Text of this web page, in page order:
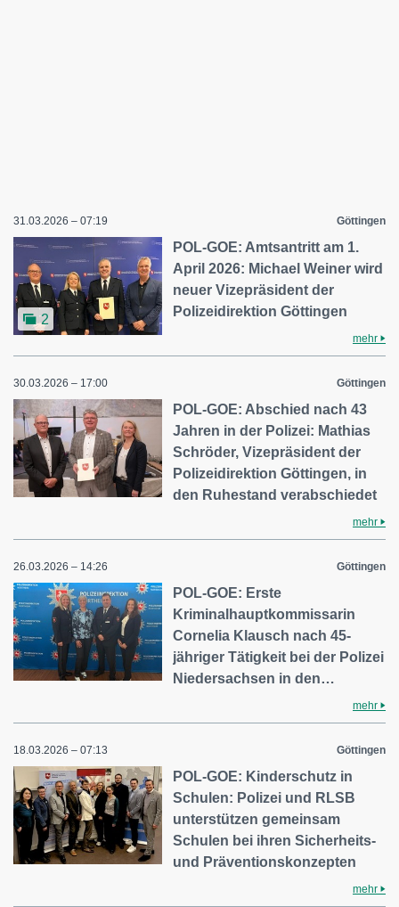
31.03.2026 – 07:19 Göttingen
2
POL-GOE: Amtsantritt am 1.
April 2026: Michael Weiner wird
neuer Vizepräsident der
Polizeidirektion Göttingen
mehr
30.03.2026 – 17:00 Göttingen
POL-GOE: Abschied nach 43
Jahren in der Polizei: Mathias
Schröder, Vizepräsident der
Polizeidirektion Göttingen, in
den Ruhestand verabschiedet
mehr
26.03.2026 – 14:26 Göttingen
POL-GOE: Erste
Kriminalhauptkommissarin
Cornelia Klausch nach 45-
jähriger Tätigkeit bei der Polizei
Niedersachsen in den…
mehr
18.03.2026 – 07:13 Göttingen
POL-GOE: Kinderschutz in
Schulen: Polizei und RLSB
unterstützen gemeinsam
Schulen bei ihren Sicherheits-
und Präventionskonzepten
mehr